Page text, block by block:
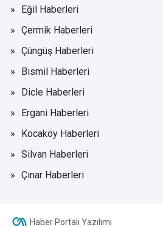
Eğil Haberleri
Çermik Haberleri
Çüngüş Haberleri
Bismil Haberleri
Dicle Haberleri
Ergani Haberleri
Kocaköy Haberleri
Silvan Haberleri
Çınar Haberleri
Haber Portalı Yazılımı